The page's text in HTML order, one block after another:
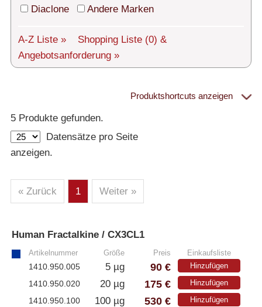
Versand
Über uns
Service
Login
English
Diaclone
Andere Marken
A-Z Liste » Shopping Liste (0) &
Angebotsanforderung »
Proteine
– Alle Proteine
– Human
– Cell culture tested premium (cct-premium)
Athens
– Alle Athens Produkte
– Proteine
– Antikörper
Produktshortcuts anzeigen
5 Produkte gefunden.
Datensätze pro Seite
anzeigen.
« Zurück 1 Weiter »
Human Fractalkine / CX3CL1
Artikelnummer Größe Preis Einkaufsliste
1410.950.005 5 µg 90 € Hinzufügen
1410.950.020 20 µg 175 € Hinzufügen
1410.950.100 100 µg 530 € Hinzufügen